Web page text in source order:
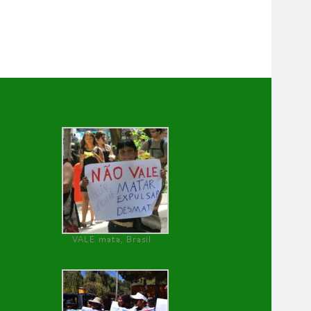
VALE mata, Brasil